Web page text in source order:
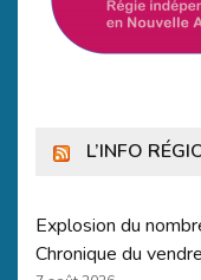
L’INFO
Explosion du
Chronique du